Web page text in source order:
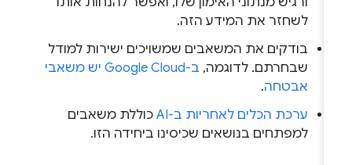
לשחזר את המידע הזה.
בודקים את המשאבים שמשויכים ישירות למודל
שבחרתם. לדוגמה,
ב-Google Cloud יש משאבי
אבטחה.
ערכת הכלים לאחריות ב-AI
כוללת משאבים
למפתחים בנושאים שכיסינו ביחידה הזו.